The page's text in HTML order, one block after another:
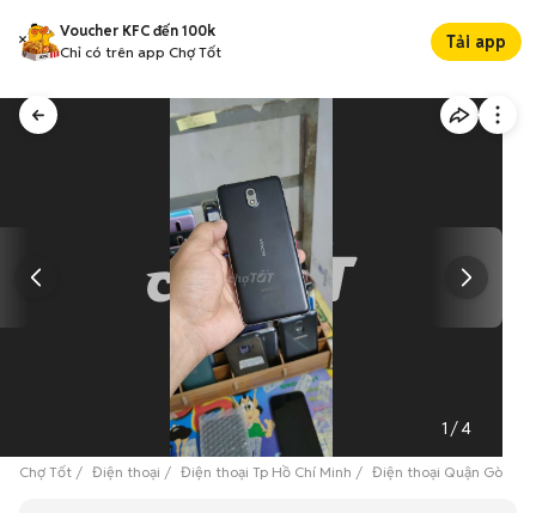
Voucher KFC đến 100k
Chỉ có trên app Chợ Tốt
Tải app
1 /4
Chợ Tốt Điện thoại Điện thoại Tp Hồ Chí Minh Điện thoại Quận Gò Vấp